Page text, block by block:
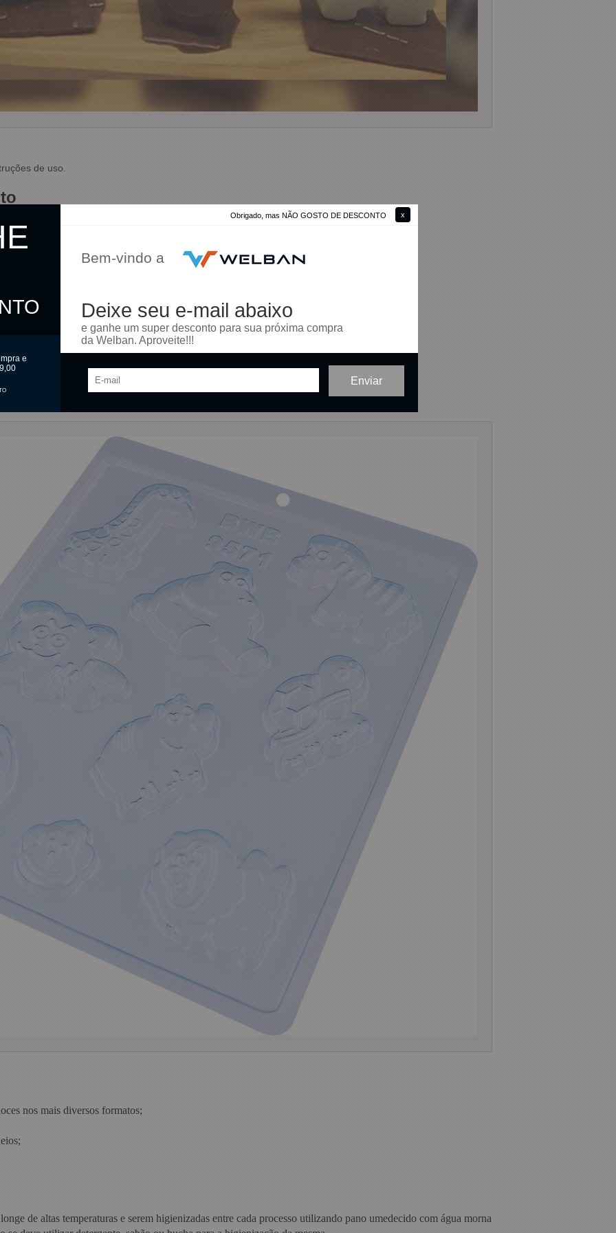
Obrigado, mas NÃO GOSTO DE DESCONTO
e
Bem-vindo a
Deixe seu e-mail abaixo
e ganhe um super desconto para sua próxima compra
da Welban. Aproveite!!!
de uso.
nos mais diversos formatos;
de altas temperaturas e serem higienizadas entre cada processo utilizando pano umedecido com água morna